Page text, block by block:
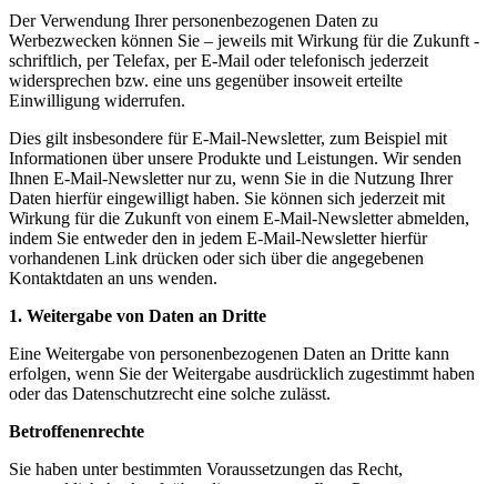
Der Verwendung Ihrer personenbezogenen Daten zu
Werbezwecken können Sie – jeweils mit Wirkung für die Zukunft -
schriftlich, per Telefax, per E-Mail oder telefonisch jederzeit
widersprechen bzw. eine uns gegenüber insoweit erteilte
Einwilligung widerrufen.
Dies gilt insbesondere für E-Mail-Newsletter, zum Beispiel mit
Informationen über unsere Produkte und Leistungen. Wir senden
Ihnen E-Mail-Newsletter nur zu, wenn Sie in die Nutzung Ihrer
Daten hierfür eingewilligt haben. Sie können sich jederzeit mit
Wirkung für die Zukunft von einem E-Mail-Newsletter abmelden,
indem Sie entweder den in jedem E-Mail-Newsletter hierfür
vorhandenen Link drücken oder sich über die angegebenen
Kontaktdaten an uns wenden.
1. Weitergabe von Daten an Dritte
Eine Weitergabe von personenbezogenen Daten an Dritte kann
erfolgen, wenn Sie der Weitergabe ausdrücklich zugestimmt haben
oder das Datenschutzrecht eine solche zulässt.
Betroffenenrechte
Sie haben unter bestimmten Voraussetzungen das Recht,